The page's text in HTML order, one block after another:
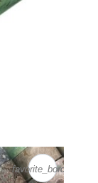
favorite_border
favorite_border